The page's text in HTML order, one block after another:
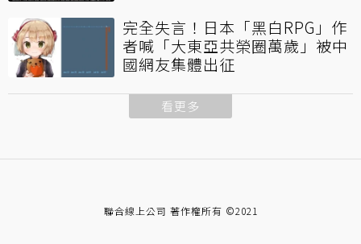
完全失言！日本「黑白RPG」作
者喊「大東亞共榮圈萬歲」被中
國網友集體出征
看更多
聯合線上公司 著作權所有 ©2021